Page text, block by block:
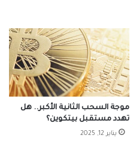
موجة السحب الثانية الأكبر.. هل
تهدد مستقبل بيتكوين؟
يناير 12, 2025